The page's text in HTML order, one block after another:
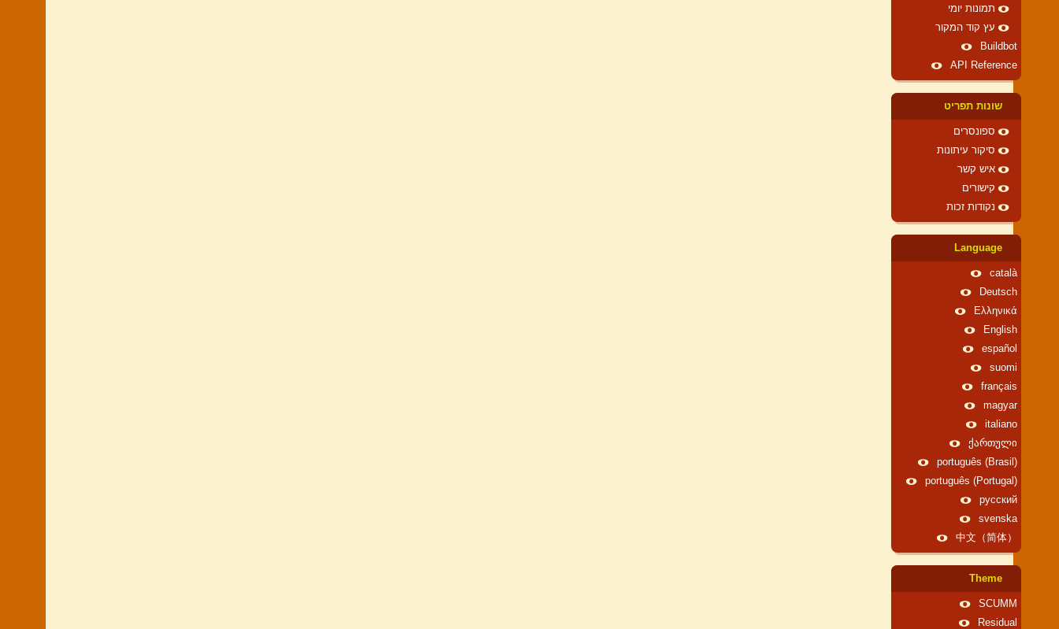
תמונות יומי
עץ קוד המקור
Buildbot
API Reference
שונות תפריט
ספונסרים
סיקור עיתונות
איש קשר
קישורים
נקודות זכות
Language
català
Deutsch
Ελληνικά
English
español
suomi
français
magyar
italiano
ქართული
português (Brasil)
português (Portugal)
русский
svenska
中文（简体）
Theme
SCUMM
Residual